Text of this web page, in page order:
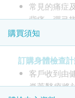
脊骨側彎檢查
高低膊檢查
頭部前傾檢查
盤骨前傾檢查
運動應力測
脊椎活動幅
常見的痛症
背痛、彈弓
三高、體重
機能及活動
效率。
因此脊足及
要。
購買須知
訂購身體檢查
客戶收到由
脊萃醫療將